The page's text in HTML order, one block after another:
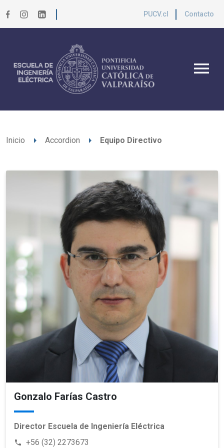
PUCV.cl Contacto
menu
Inicio arrow_right Accordion arrow_right Equipo Directivo
Gonzalo Farías Castro
Director Escuela de Ingeniería Eléctrica
phone +56 (32) 2273673